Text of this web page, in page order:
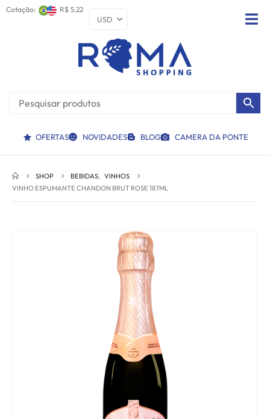
Cotação: R$ 5.22
OFERTAS NOVIDADES BLOG CAMERA DA PONTE
SHOP BEBIDAS, VINHOS
VINHO ESPUMANTE CHANDON BRUT ROSE 187ML